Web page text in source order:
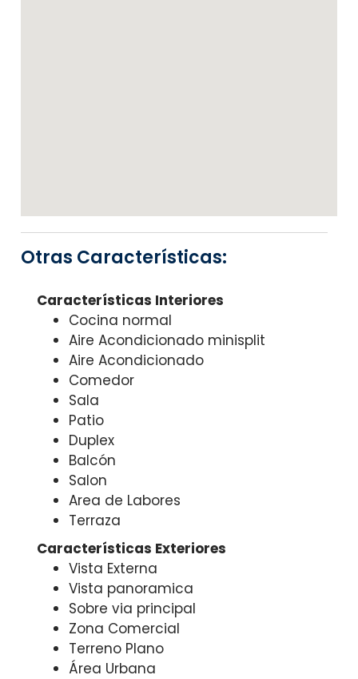
Otras Características:
Características Interiores
Cocina normal
Aire Acondicionado minisplit
Aire Acondicionado
Comedor
Sala
Patio
Duplex
Balcón
Salon
Area de Labores
Terraza
Características Exteriores
Vista Externa
Vista panoramica
Sobre via principal
Zona Comercial
Terreno Plano
Área Urbana